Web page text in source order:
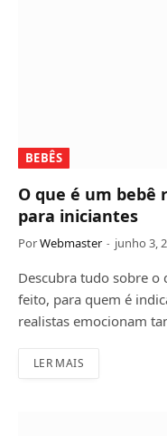
BEBÊS
O que é um bebê
para iniciantes
PorWebmaster junho 3,
Descubra tudo sobre o
feito, para quem é
realistas emocionam
LER MAIS